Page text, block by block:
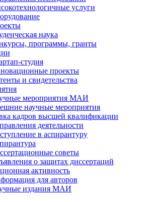
услуги
наука
программы, гранты
студия
проекты
и свидетельства
мероприятия МАИ
научные мероприятия
кадров высшей квалификации
деятельности
в аспирантуру
советы
о защитах диссертаций
активность
для авторов
издания МАИ